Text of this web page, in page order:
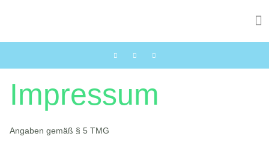
Impressum
Angaben gemäß § 5 TMG